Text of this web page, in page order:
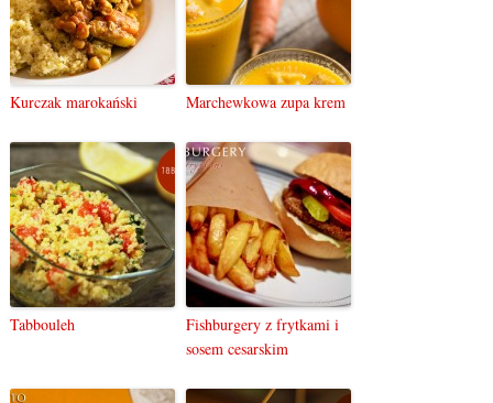
Kurczak marokański Marchewkowa zupa krem
Tabbouleh
Fishburgery z frytkami i
sosem cesarskim